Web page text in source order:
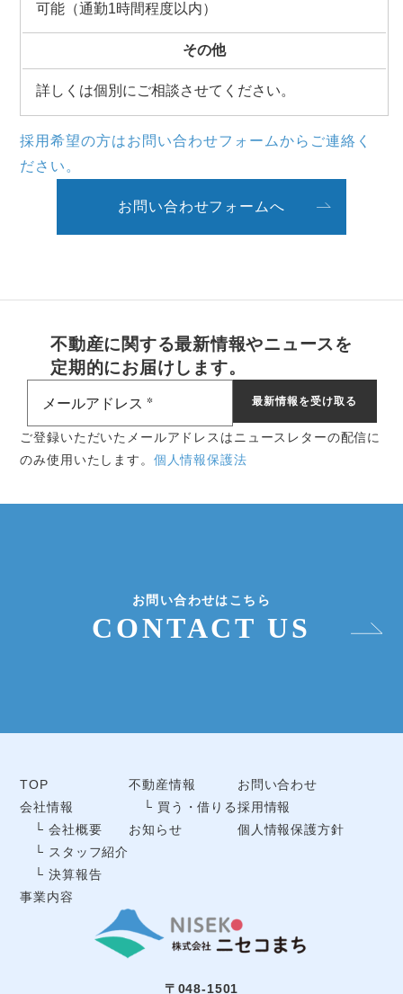
可能（通勤1時間程度以内）
その他
詳しくは個別にご相談させてください。
採用希望の方はお問い合わせフォームからご連絡く
ださい。
お問い合わせフォームへ
不動産に関する最新情報やニュースを
定期的にお届けします。
ご登録いただいたメールアドレスはニュースレターの配信に
のみ使用いたします。 個人情報保護法
お問い合わせはこちら
CONTACT US
TOP
会社情報
└ 会社概要
└ スタッフ紹介
└ 決算報告
事業内容
不動産情報
└ 買う・借りる
お知らせ
お問い合わせ
採用情報
個人情報保護方針
〒048-1501